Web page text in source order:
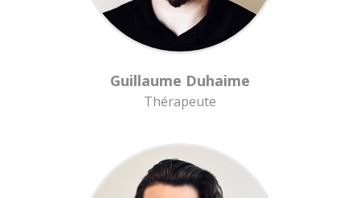
Guillaume Duhaime
Thérapeute